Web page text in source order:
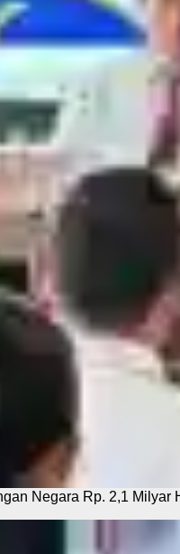
Negara Rp. 2,1 Milyar